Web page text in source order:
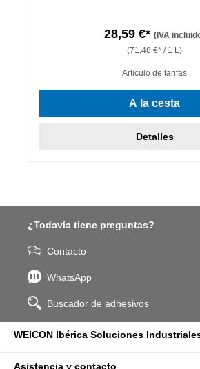
28,59 €* (IVA
(71,48 €* / 1 L)
Artículo de tarifas
A la cesta
Detalles
¿Todavía tiene preguntas?
Contacto
WhatsApp
Buscador de adhesivos
WEICON Ibérica Soluciones
Asistencia y contacto